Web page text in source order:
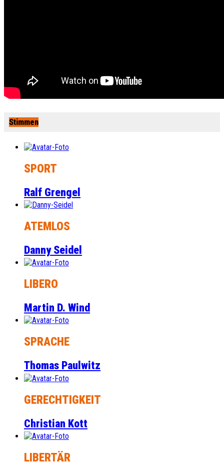
Stimmen
SPORT
Ralf Grengel
ATEMLOS
Danny Seidel
LIBERO
Martin D. Wind
SPRACHE
Thomas Paulwitz
GERECHTIGKEIT
Christian Kott
LIBERTÄR